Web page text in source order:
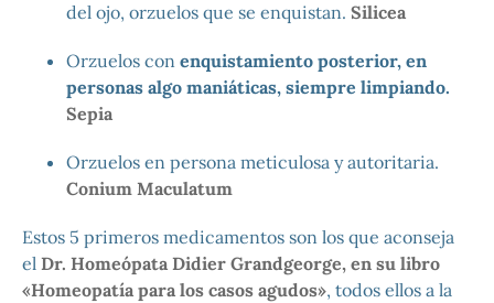
del ojo, orzuelos que se enquistan. Silicea
Orzuelos con enquistamiento posterior, en
personas algo maniáticas, siempre limpiando.
Sepia
Orzuelos en persona meticulosa y autoritaria.
Conium Maculatum
Estos 5 primeros medicamentos son los que aconseja
el Dr. Homeópata Didier Grandgeorge, en su libro
«Homeopatía para los casos agudos», todos ellos a la